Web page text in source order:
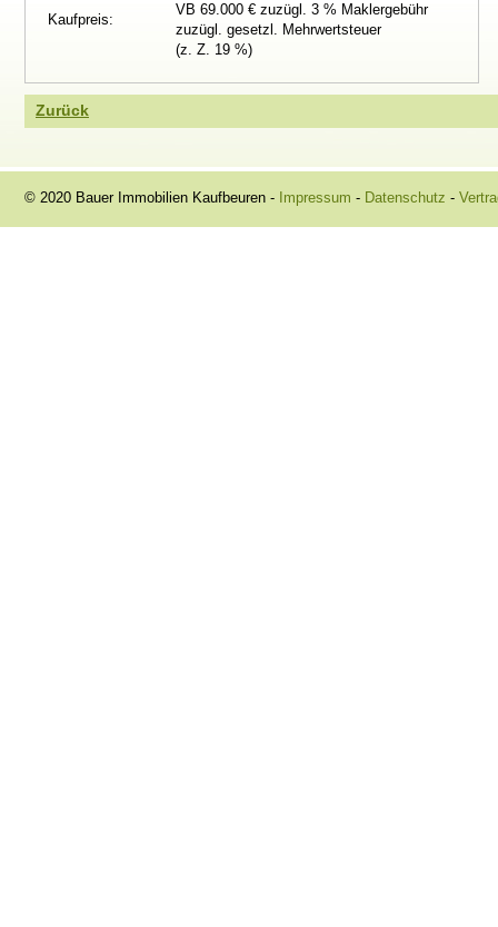
Kaufpreis:
VB 69.000 € zuzügl. 3 % Maklergebühr
zuzügl. gesetzl. Mehrwertsteuer
(z. Z. 19 %)
Zurück
© 2020 Bauer Immobilien Kaufbeuren - Impressum - Datenschutz -